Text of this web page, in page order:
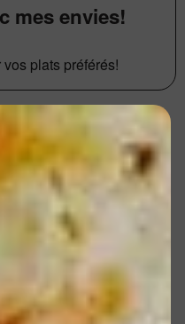
mes envies!
plats préférés!